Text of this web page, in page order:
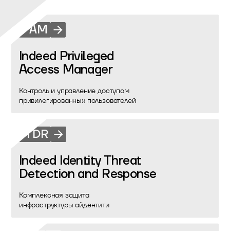
PAM
Indeed Privileged
Access Manager
Контроль и управление доступом
привилегированных пользователей
ITDR
Indeed Identity Threat
Detection and Response
Комплексная защита
инфраструктуры айдентити